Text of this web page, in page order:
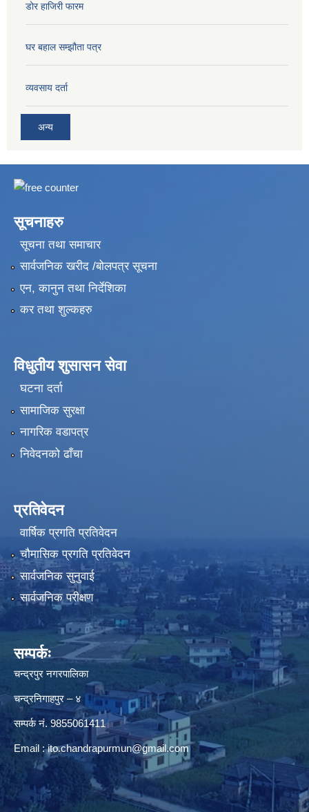
डोर हाजिरी फारम
घर बहाल सम्झौता पत्र
व्यवसाय दर्ता
अन्य
सूचनाहरु
सूचना तथा समाचार
सार्वजनिक खरीद /बोलपत्र सूचना
एन, कानुन तथा निर्देशिका
कर तथा शुल्कहरु
विधुतीय शुसासन सेवा
घटना दर्ता
सामाजिक सुरक्षा
नागरिक वडापत्र
निवेदनको ढाँचा
प्रतिवेदन
वार्षिक प्रगति प्रतिवेदन
चौमासिक प्रगति प्रतिवेदन
सार्वजनिक सुनुवाई
सार्वजनिक परीक्षण
सम्पर्कः
चन्द्रपुर नगरपालिका
चन्द्रनिगाहपुर – ४
सम्पर्क नं. 9855061411
Email :ito.chandrapurmun@gmail.com